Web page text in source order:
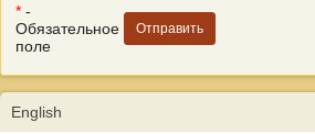
* -
Обязательное
поле
English